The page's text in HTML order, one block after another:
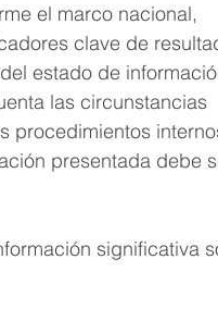
el marco nacional,
clave de
estado de
las circunstancias
procedimientos
presentada debe
significativa